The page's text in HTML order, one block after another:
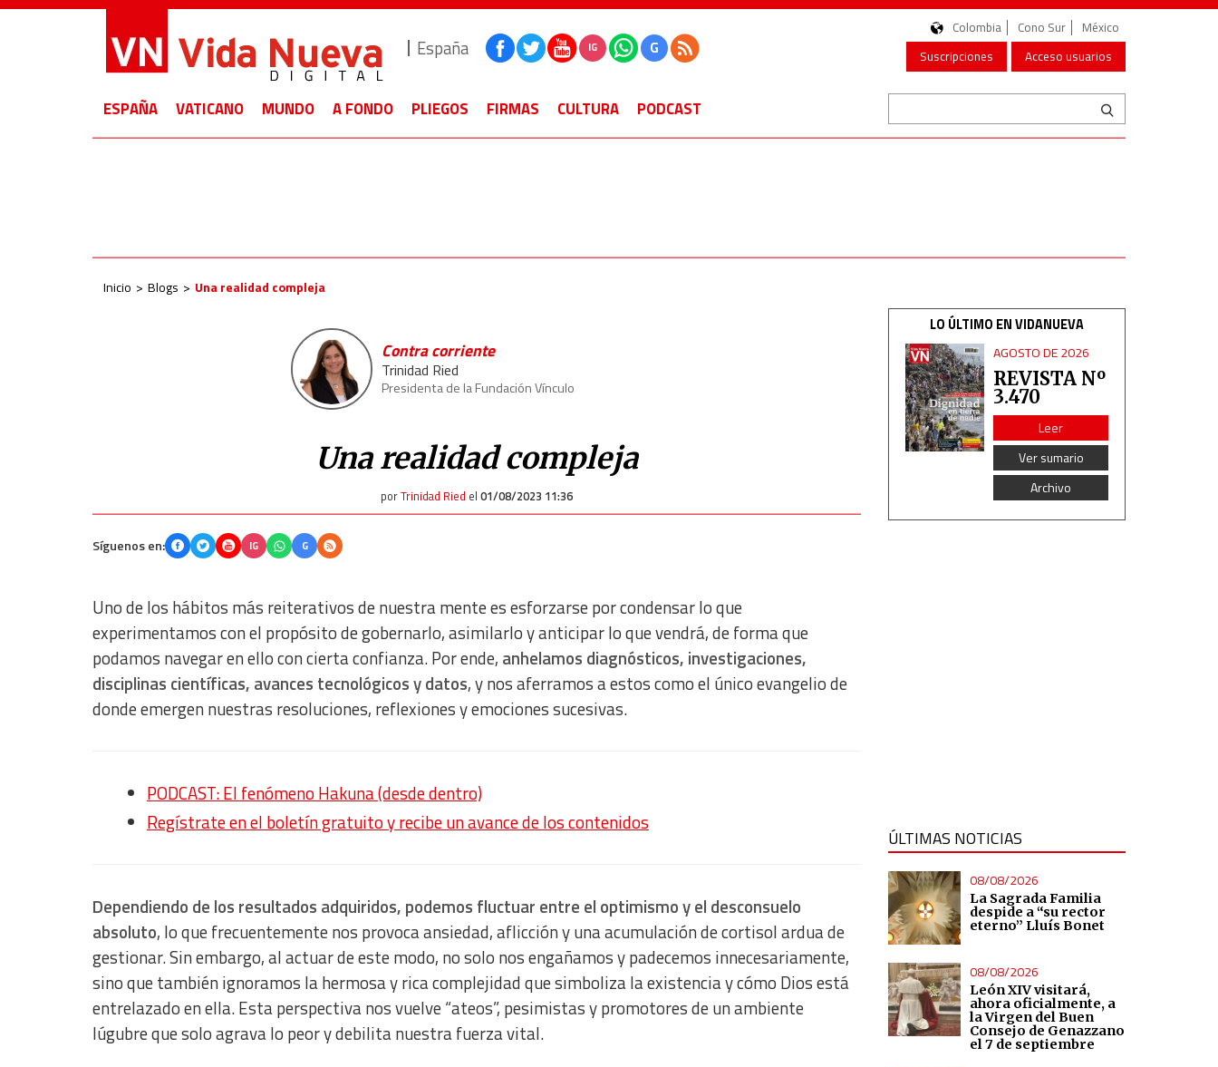
España IG G
Colombia Cono Sur
México
Suscripciones
Acceso usuarios
ESPAÑA VATICANO MUNDO A FONDO PLIEGOS FIRMAS CULTURA PODCAST
Inicio Blogs Una realidad compleja
Contra corriente
Trinidad Ried
Presidenta de la Fundación Vínculo
Una realidad compleja
porTrinidad Ried el 01/08/2023 11:36
Síguenos en: IG G
Uno de los hábitos más reiterativos de nuestra mente es esforzarse por condensar lo que
experimentamos con el propósito de gobernarlo, asimilarlo y anticipar lo que vendrá, de forma que
podamos navegar en ello con cierta confianza. Por ende, anhelamos diagnósticos, investigaciones,
disciplinas científicas, avances tecnológicos y datos, y nos aferramos a estos como el único evangelio de
donde emergen nuestras resoluciones, reflexiones y emociones sucesivas.
PODCAST: El fenómeno Hakuna (desde dentro)
Regístrate en el boletín gratuito y recibe un avance de los contenidos
Dependiendo de los resultados adquiridos, podemos fluctuar entre el optimismo y el desconsuelo
absoluto, lo que frecuentemente nos provoca ansiedad, aflicción y una acumulación de cortisol ardua de
gestionar. Sin embargo, al actuar de este modo, no solo nos engañamos y padecemos innecesariamente,
sino que también ignoramos la hermosa y rica complejidad que simboliza la existencia y cómo Dios está
entrelazado en ella. Esta perspectiva nos vuelve “ateos”, pesimistas y promotores de un ambiente
lúgubre que solo agrava lo peor y debilita nuestra fuerza vital.
LO ÚLTIMO EN VIDANUEVA
AGOSTO DE 2026
REVISTA Nº
3.470
Leer
Ver sumario
Archivo
ÚLTIMAS NOTICIAS
08/08/2026
La Sagrada Familia
despide a “su rector
eterno” Lluís Bonet
08/08/2026
León XIV visitará,
ahora oficialmente, a
la Virgen del Buen
Consejo de Genazzano
el 7 de septiembre